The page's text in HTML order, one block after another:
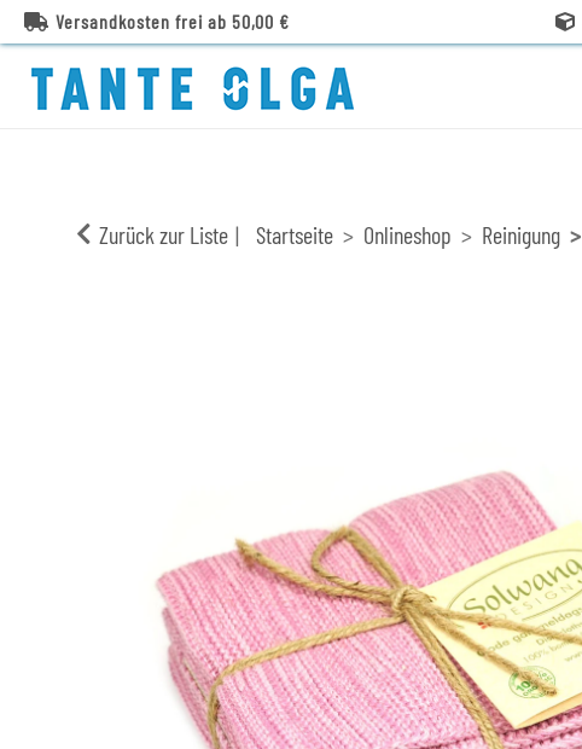
Versandkosten frei ab 50,00 €
Zurück zur Liste Startseite Onlineshop Reinigung